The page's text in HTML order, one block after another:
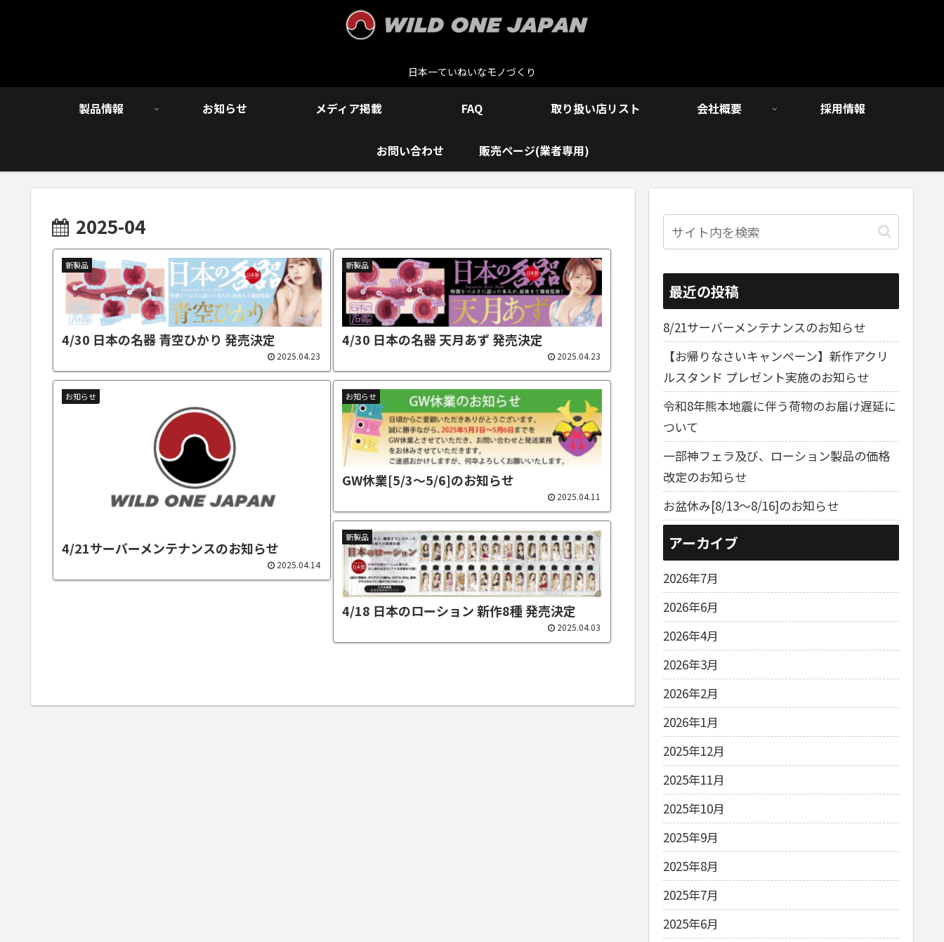
日本一ていねいなモノづくり
製品情報 お知らせ メディア掲載 FAQ 取り扱い店リスト 会社概要 採用情報
お問い合わせ 販売ページ(業者専用)
2025-04
新製品
4/30 日本の名器 青空ひかり 発売決定
2025.04.23
新製品
4/30 日本の名器 天月あず 発売決定
2025.04.23
お知らせ
4/21サーバーメンテナンスのお知らせ
2025.04.14
お知らせ
GW休業[5/3～5/6]のお知らせ
2025.04.11
新製品
4/18 日本のローション 新作8種 発売決定
2025.04.03
最近の投稿
8/21サーバーメンテナンスのお知らせ
【お帰りなさいキャンペーン】新作アクリ
ルスタンド プレゼント実施のお知らせ
令和8年熊本地震に伴う荷物のお届け遅延に
ついて
一部神フェラ及び、ローション製品の価格
改定のお知らせ
お盆休み[8/13～8/16]のお知らせ
アーカイブ
2026年7月
2026年6月
2026年4月
2026年3月
2026年2月
2026年1月
2025年12月
2025年11月
2025年10月
2025年9月
2025年8月
2025年7月
2025年6月